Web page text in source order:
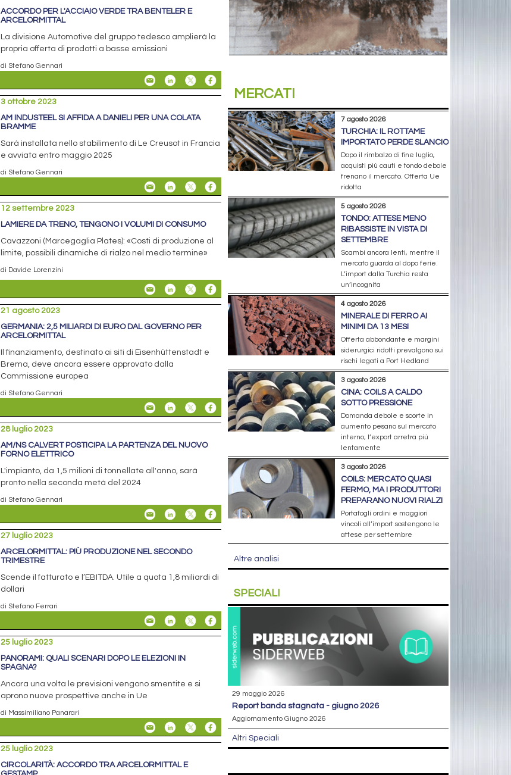
ACCORDO PER L'ACCIAIO VERDE TRA BENTELER E
ARCELORMITTAL
La divisione Automotive del gruppo tedesco amplierà la
propria offerta di prodotti a basse emissioni
di Stefano Gennari
3 ottobre 2023
AM INDUSTEEL SI AFFIDA A DANIELI PER UNA COLATA
BRAMME
Sarà installata nello stabilimento di Le Creusot in Francia
e avviata entro maggio 2025
di Stefano Gennari
12 settembre 2023
LAMIERE DA TRENO, TENGONO I VOLUMI DI CONSUMO
Cavazzoni (Marcegaglia Plates): «Costi di produzione al
limite, possibili dinamiche di rialzo nel medio termine»
di Davide Lorenzini
21 agosto 2023
GERMANIA: 2,5 MILIARDI DI EURO DAL GOVERNO PER
ARCELORMITTAL
Il finanziamento, destinato ai siti di Eisenhüttenstadt e
Brema, deve ancora essere approvato dalla
Commissione europea
di Stefano Gennari
28 luglio 2023
AM/NS CALVERT POSTICIPA LA PARTENZA DEL NUOVO
FORNO ELETTRICO
L'impianto, da 1,5 milioni di tonnellate all'anno, sarà
pronto nella seconda metà del 2024
di Stefano Gennari
27 luglio 2023
ARCELORMITTAL: PIÙ PRODUZIONE NEL SECONDO
TRIMESTRE
Scende il fatturato e l’EBITDA. Utile a quota 1,8 miliardi di
dollari
di Stefano Ferrari
25 luglio 2023
PANORAMI: QUALI SCENARI DOPO LE ELEZIONI IN
SPAGNA?
Ancora una volta le previsioni vengono smentite e si
aprono nuove prospettive anche in Ue
di Massimiliano Panarari
25 luglio 2023
CIRCOLARITÀ: ACCORDO TRA ARCELORMITTAL E
MERCATI
7 agosto 2026
TURCHIA: IL ROTTAME
IMPORTATO PERDE SLANCIO
Dopo il rimbalzo di fine luglio,
acquisti più cauti e tondo debole
frenano il mercato. Offerta Ue
ridotta
5 agosto 2026
TONDO: ATTESE MENO
RIBASSISTE IN VISTA DI
SETTEMBRE
Scambi ancora lenti, mentre il
mercato guarda al dopo ferie.
L’import dalla Turchia resta
un’incognita
4 agosto 2026
MINERALE DI FERRO AI
MINIMI DA 13 MESI
Offerta abbondante e margini
siderurgici ridotti prevalgono sui
rischi legati a Port Hedland
3 agosto 2026
CINA: COILS A CALDO
SOTTO PRESSIONE
Domanda debole e scorte in
aumento pesano sul mercato
interno; l’export arretra più
lentamente
3 agosto 2026
COILS: MERCATO QUASI
FERMO, MA I PRODUTTORI
PREPARANO NUOVI RIALZI
Portafogli ordini e maggiori
vincoli all’import sostengono le
attese per settembre
Altre analisi
SPECIALI
29 maggio 2026
report banda stagnata - giugno 2026
Aggiornamento Giugno 2026
Altri Speciali